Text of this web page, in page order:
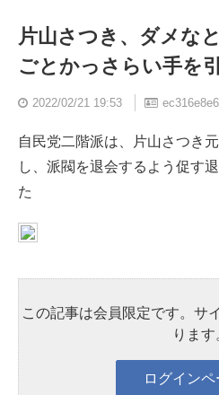
片山さつき、ダメな
ごとかっさらい手を
2022/02/21 19:53
自民党二階派は、片山さつき
し、派閥を退会するよう促す
た
この記事は会員限定です。サ
ります